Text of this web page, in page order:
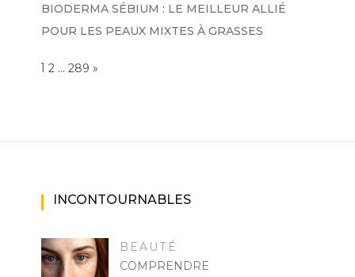
BIODERMA SÉBIUM : LE MEILLEUR ALLIÉ
POUR LES PEAUX MIXTES À GRASSES
Page:
1 2 … 289 NEXT
»
INCONTOURNABLES
BEAUTÉ
COMPRENDRE